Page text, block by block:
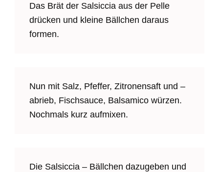
Das Brät der Salsiccia aus der Pelle
drücken und kleine Bällchen daraus
formen.
Nun mit Salz, Pfeffer, Zitronensaft und –
abrieb, Fischsauce, Balsamico würzen.
Nochmals kurz aufmixen.
Die Salsiccia – Bällchen dazugeben und